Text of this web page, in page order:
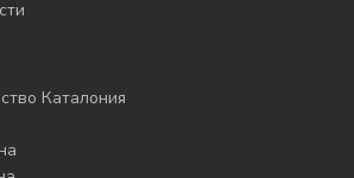
Каталония